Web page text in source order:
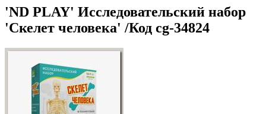
'ND PLAY' Исследовательский набор
'Скелет человека' /Код cg-34824